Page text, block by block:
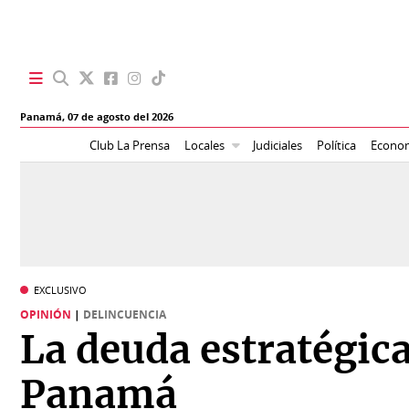
Panamá,07 de agosto del 2026
Club La Prensa Locales Judiciales Política
Política
Economía
Mundo
BBC
Vivir+
Opinión
Blogs
EXCLUSIVO
OPINIÓN | DELINCUENCIA
La deuda
Panamá